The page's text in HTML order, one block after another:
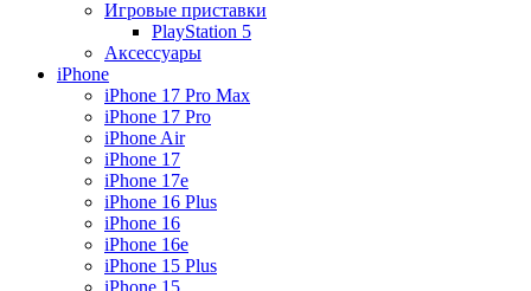
Игровые приставки
PlayStation 5
Аксессуары
iPhone
iPhone 17 Pro Max
iPhone 17 Pro
iPhone Air
iPhone 17
iPhone 17e
iPhone 16 Plus
iPhone 16
iPhone 16e
iPhone 15 Plus
iPhone 15